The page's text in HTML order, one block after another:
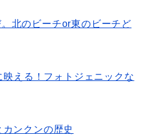
北のビーチor東のビーチど
映える！フォトジェニックな
ンクンの歴史